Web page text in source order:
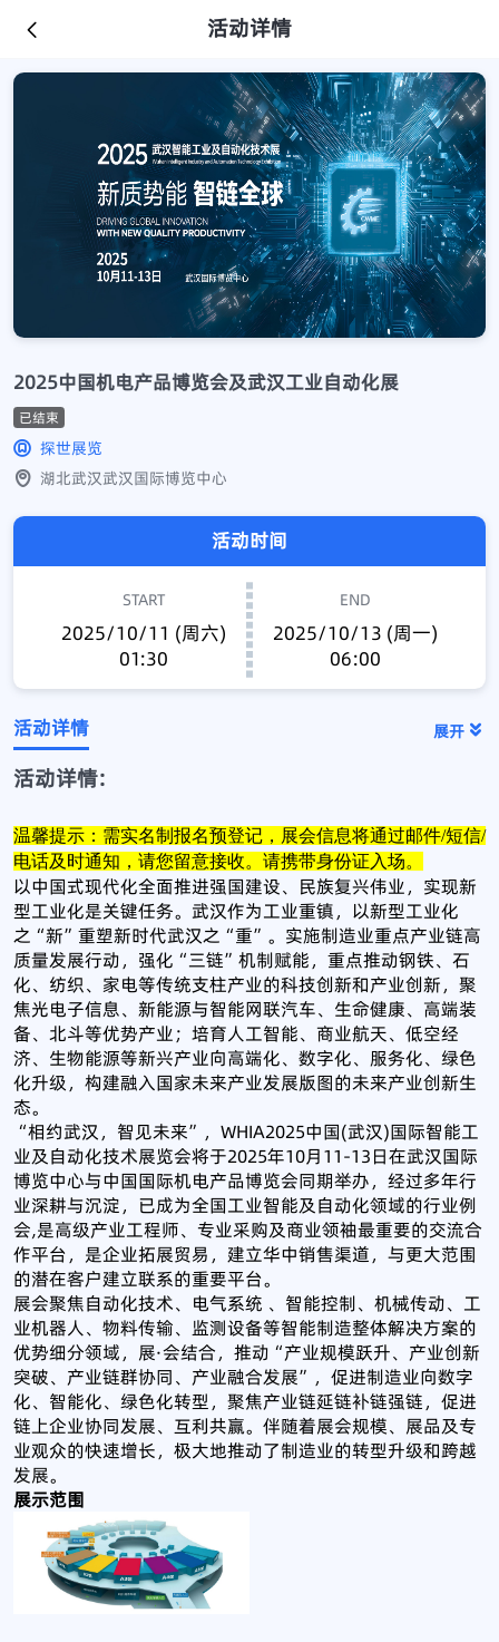
活动详情
2025中国机电产品博览会及武汉工业自动化展
已结束
探世展览
湖北武汉武汉国际博览中心
活动时间
START
2025/10/11 (周六)
01:30
END
2025/10/13 (周一)
06:00
活动详情 展开
活动详情:
温馨提示：需实名制报名预登记，展会信息将通过邮件/短信/
电话及时通知，请您留意接收。请携带身份证入场。
以中国式现代化全面推进强国建设、民族复兴伟业，实现新
型工业化是关键任务。武汉作为工业重镇，以新型工业化
之“新”重塑新时代武汉之“重”。实施制造业重点产业链高
质量发展行动，强化“三链”机制赋能，重点推动钢铁、石
化、纺织、家电等传统支柱产业的科技创新和产业创新，聚
焦光电子信息、新能源与智能网联汽车、生命健康、高端装
备、北斗等优势产业；培育人工智能、商业航天、低空经
济、生物能源等新兴产业向高端化、数字化、服务化、绿色
化升级，构建融入国家未来产业发展版图的未来产业创新生
态。
“相约武汉，智见未来”，WHIA2025中国(武汉)国际智能工
业及自动化技术展览会将于2025年10月11-13日在武汉国际
博览中心与中国国际机电产品博览会同期举办，经过多年行
业深耕与沉淀，已成为全国工业智能及自动化领域的行业例
会,是高级产业工程师、专业采购及商业领袖最重要的交流合
作平台，是企业拓展贸易，建立华中销售渠道，与更大范围
的潜在客户建立联系的重要平台。
展会聚焦自动化技术、电气系统 、智能控制、机械传动、工
业机器人、物料传输、监测设备等智能制造整体解决方案的
优势细分领域，展·会结合，推动“产业规模跃升、产业创新
突破、产业链群协同、产业融合发展”，促进制造业向数字
化、智能化、绿色化转型，聚焦产业链延链补链强链，促进
链上企业协同发展、互利共赢。伴随着展会规模、展品及专
业观众的快速增长，极大地推动了制造业的转型升级和跨越
发展。
展示范围